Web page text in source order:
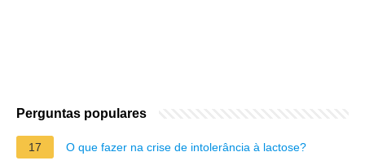
Perguntas populares
17 O que fazer na crise de intolerância à lactose?